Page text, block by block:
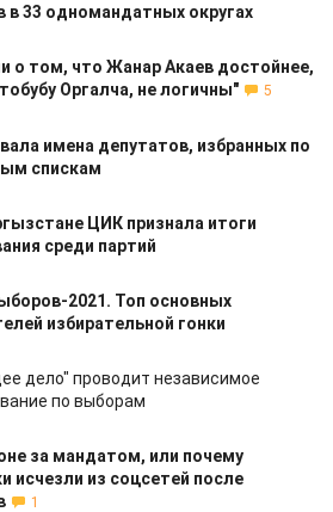
в 33 одномандатных округах
о том, что Жанар Акаев достойнее,
Оргалча, не логичны"
5
имена депутатов, избранных по
спискам
ЦИК признала итоги
среди партий
2021. Топ основных
избирательной гонки
дело" проводит независимое
по выборам
за мандатом, или почему
исчезли из соцсетей после
1